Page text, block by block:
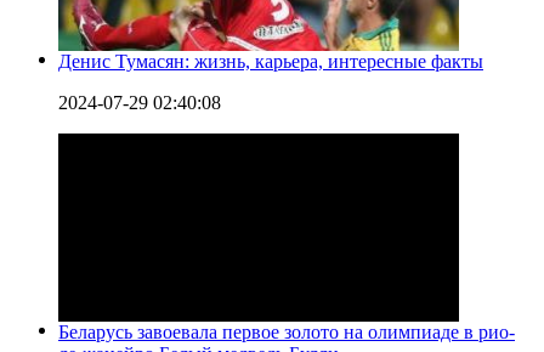
Денис Тумасян: жизнь, карьера, интересные факты
2024-07-29 02:40:08
Беларусь завоевала первое золото на олимпиаде в рио-